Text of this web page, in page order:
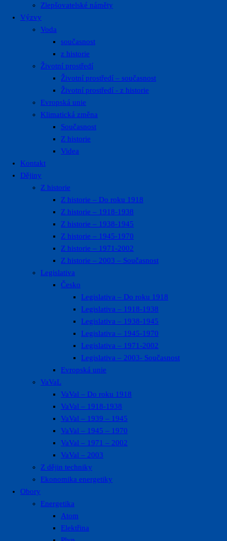
Zlepšovatelské náměty
Výzvy
Voda
současnost
z historie
Životní prostředí
Životní prostředí – současnost
Životní prostředí ​- z historie
Evropská unie
Klimatická změna
Současnost
Z historie
Videa
Kontakt
Dějiny
Z historie
Z historie – Do roku 1918
Z historie – 1918-1938
Z historie – 1938-1945
Z historie – 1945-1970
Z historie – 1971-2002
Z historie – 2003 – Současnost
Legislativa
Česko
Legislativa – Do roku 1918
Legislativa – 1918-1938
Legislativa – 1938-1945
Legislativa – 1945-1970
Legislativa – 1971-2002
Legislativa – 2003- Současnost
Evropská unie
VaVaL
VaVal – Do roku 1918
VaVal – 1918-1938
VaVal – 1939 – 1945
VaVal – 1945 – 1970
VaVal – 1971 – 2002
VaVal – 2003
Z dějin techniky
Ekonomika energetiky
Obory
Energetika
Atom
Elektřina